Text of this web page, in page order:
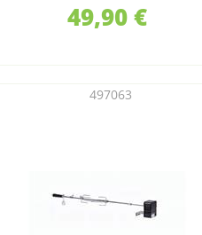
49,90 €
497063